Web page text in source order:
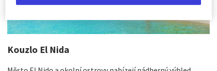
Kouzlo El Nida